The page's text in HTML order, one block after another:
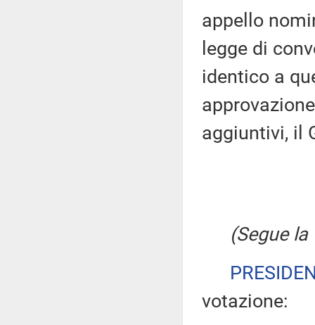
appello
legge di
identico a
aggiuntivi, il
(Segue
votazione: